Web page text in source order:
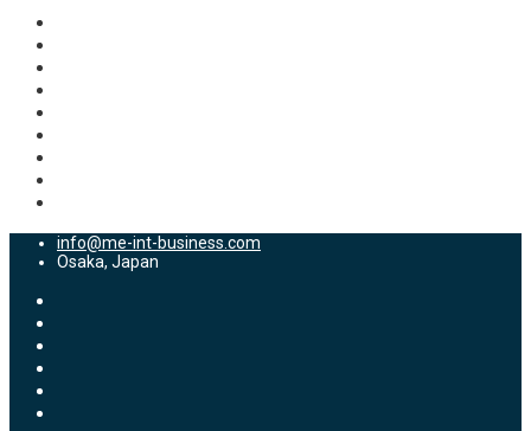
info@me-int-business.com
Osaka, Japan